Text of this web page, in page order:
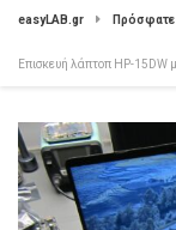
easyLAB.gr
Επισκευή λάπτοπ HP-15DW